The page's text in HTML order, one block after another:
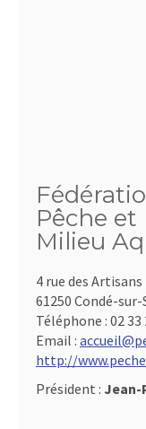
Pêche
Milieu
4 rue des
61250 Condé-
Téléphone : 02 33
Email :
http://
Président : Jean-